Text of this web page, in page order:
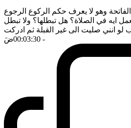
الفاتحة وهو لا يعرف حكم الركوع الرجوع
ايه في الصلاة؟ هل تبطلها؟ ولا تبطل
لو انني صليت الى غير القبلة ثم ادركت
- 00:03:30
ضَ